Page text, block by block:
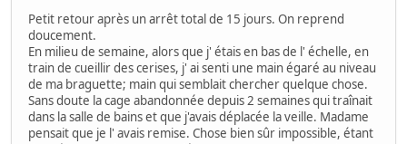
Petit retour après un arrêt total de 15 jours. On reprend
doucement.
En milieu de semaine, alors que j' étais en bas de l' échelle, en
train de cueillir des cerises, j' ai senti une main égaré au niveau
de ma braguette; main qui semblait chercher quelque chose.
Sans doute la cage abandonnée depuis 2 semaines qui traînait
dans la salle de bains et que j'avais déplacée la veille. Madame
pensait que je l' avais remise. Chose bien sûr impossible, étant